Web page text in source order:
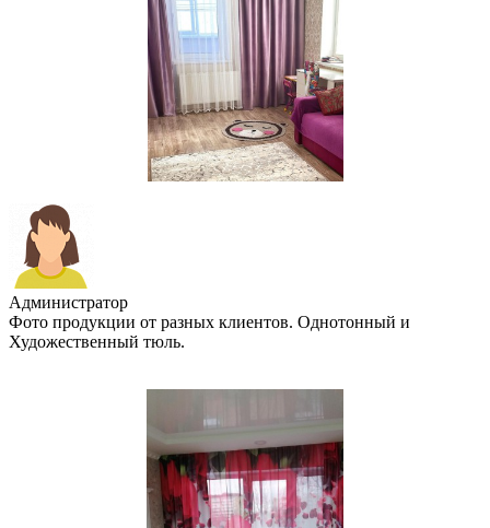
Администратор
Фото продукции от разных клиентов. Однотонный и
Художественный тюль.